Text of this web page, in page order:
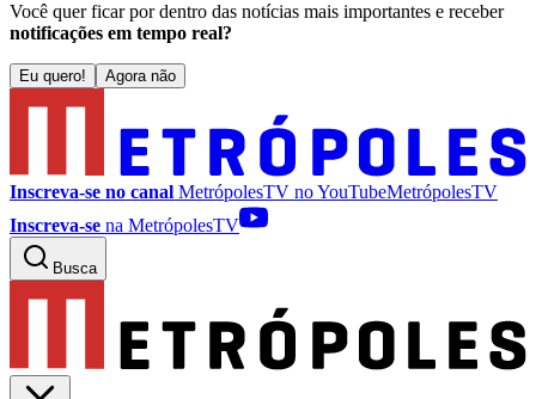
Você quer ficar por dentro das notícias mais importantes e receber
notificações em tempo real?
Eu quero! Agora não
Inscreva-se no canal MetrópolesTV noYouTubeMetrópolesTV
Inscreva-se na MetrópolesTV
Busca